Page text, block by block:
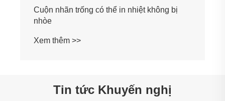
Tin tức Khuyến nghị